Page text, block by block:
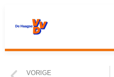
VORIGE